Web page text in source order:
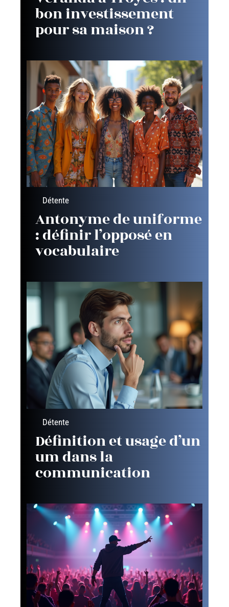
bon investissement
pour sa maison ?
Détente
Antonyme de uniforme
: définir l’opposé en
vocabulaire
Détente
Définition et usage d’un
um dans la
communication